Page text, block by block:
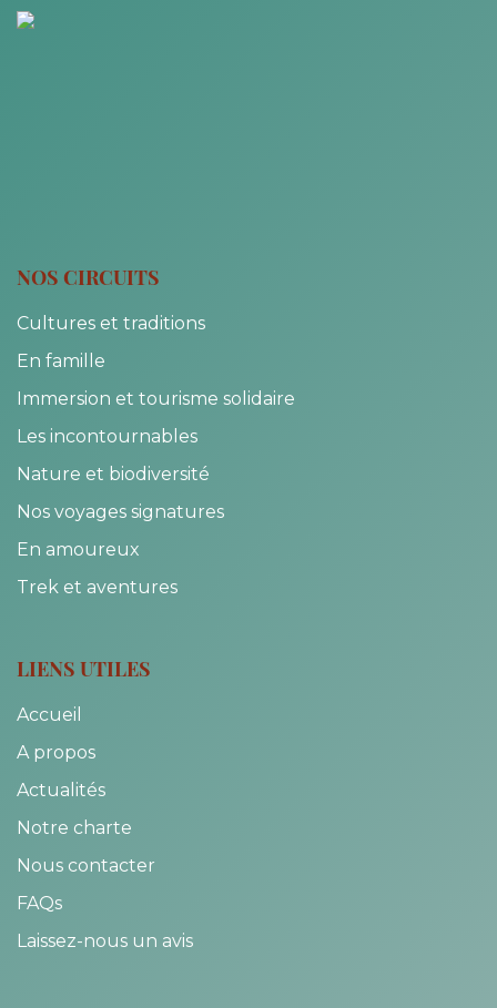
NOS CIRCUITS
Cultures et traditions
En famille
Immersion et tourisme solidaire
Les incontournables
Nature et biodiversité
Nos voyages signatures
En amoureux
Trek et aventures
LIENS UTILES
Accueil
A propos
Actualités
Notre charte
Nous contacter
FAQs
Laissez-nous un avis